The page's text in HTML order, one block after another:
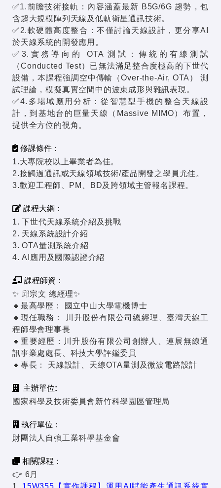
✅1.前瞻技術接軌：內容涵蓋最新 B5G/6G 趨勢，包
含超大規模陣列天線及低軌衛星通訊技術。
✅2.軟硬體高度整合：不僅討論天線設計，更分享AI
於天線系統的開發應用。
✅3.實務導向的 OTA 測試：傳統的有線測試
（Conducted Test）已無法滿足整合度極高的下世代
設備，本課程強調空中傳輸（Over-the-Air, OTA） 測
試理論，模擬真實空間中的波束成形與雜訊表現。
✅4.多場域應用分析：從智慧型手機的整合天線設
計，到基地台的巨量天線（Massive MIMO）布置，
提供全方位的視角。
修課條件：
1.大專院校以上畢業者為佳。
2.接觸過通訊或天線領域技術/產品開發之學員尤佳。
3.歡迎工程師、PM、BD及跨領域主管報名課程。
課程大綱：
1. 下世代天線系統介紹及挑戰
2. 天線系統設計介紹
3. OTA量測系統介紹
4. AI應用及國際認證介紹
課程師資：
✨ 邱宗文 總經理✨
🔸最高學歷： 國立中山大學電機博士
🔸現任職務： 川升股份有限公司總經理、臺灣天線工
程師學會理事長
🔸重要經歷：川升股份有限公司創辦人、連展無線通
訊事業處處長、科技大學評鑑委員
🔸專長： 天線設計、天線OTA量測及微波電路設計
主辦單位:
國家科學及技術委員會新竹科學園區管理局
執行單位：
財團法人自強工業科學基金會
相關課程：
👉 6月
1.
15W355【實作課程】運用AI賦能產生通訊系統實